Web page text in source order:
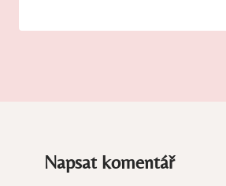
Napsat komentář